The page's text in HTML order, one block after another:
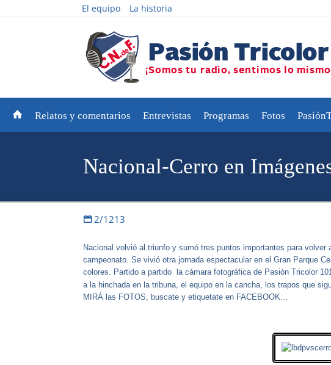
El equipo La historia
Relatos y comentarios Entrevistas Programas Fotos
Nacional-Cerro en
2/1213
Nacional volvió al triunfo y sumó tres puntos importantes para
campeonato. Se vivió otra jornada espectacular en el Gran Parque
colores. Partido a partido la cámara fotográfica de Pasión Tricolor
a la hinchada en la tribuna, el equipo en la cancha, los trapos que
MIRÁ las FOTOS, buscate y etiquetate en FACEBOOK…